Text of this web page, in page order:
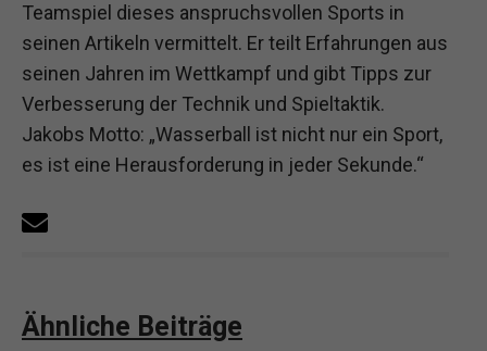
Teamspiel dieses anspruchsvollen Sports in
seinen Artikeln vermittelt. Er teilt Erfahrungen aus
seinen Jahren im Wettkampf und gibt Tipps zur
Verbesserung der Technik und Spieltaktik.
Jakobs Motto: „Wasserball ist nicht nur ein Sport,
es ist eine Herausforderung in jeder Sekunde.“
Ähnliche Beiträge